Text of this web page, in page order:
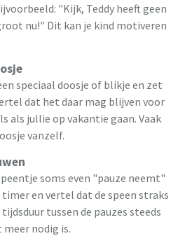
"Kijk, Teddy heeft geen
nu!" Dit kan je kind motiveren
speciaal doosje of blikje en zet
dat het daar mag blijven voor
als jullie op vakantie gaan. Vaak
vanzelf.
soms even "pauze neemt"
en vertel dat de speen straks
tussen de pauzes steeds
nodig is.